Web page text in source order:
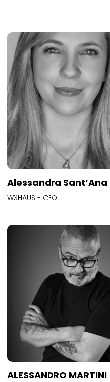
Alessandra Sant’Ana
W3HAUS - CEO
ALESSANDRO MARTINI